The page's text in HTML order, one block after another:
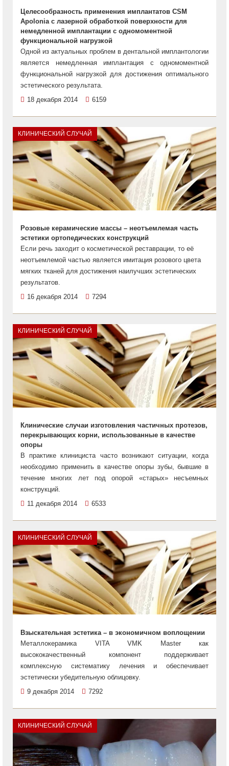
Целесообразность применения имплантатов CSM
Apolonia с лазерной обработкой поверхности для
немедленной имплантации с одномоментной
функциональной нагрузкой
Одной из актуальных проблем в дентальной имплантологии
является немедленная имплантация с одномоментной
функциональной нагрузкой для достижения оптимального
эстетического результата.
18 декабря 2014
6159
КЛИНИЧЕСКИЙ СЛУЧАЙ
Розовые керамические массы – неотъемлемая часть
эстетики ортопедических конструкций
Если речь заходит о косметической реставрации, то её
неотъемлемой частью является имитация розового цвета
мягких тканей для достижения наилучших эстетических
результатов.
16 декабря 2014
7294
КЛИНИЧЕСКИЙ СЛУЧАЙ
Клинические случаи изготовления частичных протезов,
перекрывающих корни, использованные в качестве
опоры
В практике клинициста часто возникают ситуации, когда
необходимо применить в качестве опоры зубы, бывшие в
течение многих лет под опорой «старых» несъемных
конструкций.
11 декабря 2014
6533
КЛИНИЧЕСКИЙ СЛУЧАЙ
Взыскательная эстетика – в экономичном воплощении
Металлокерамика VITA VMK Master как
высококачественный компонент поддерживает
комплексную систематику лечения и обеспечивает
эстетически убедительную облицовку.
9 декабря 2014
7292
КЛИНИЧЕСКИЙ СЛУЧАЙ